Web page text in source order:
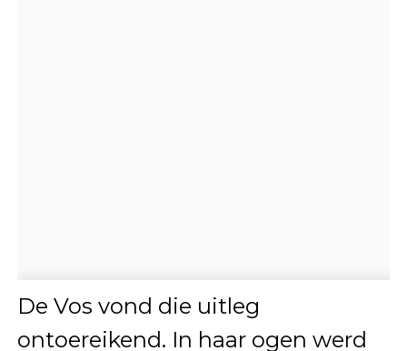
De Vos vond die uitleg
ontoereikend. In haar ogen werd